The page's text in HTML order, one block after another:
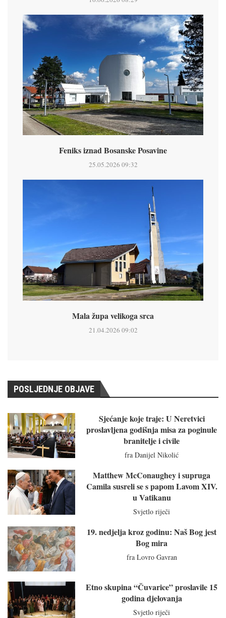
Feniks iznad Bosanske Posavine
25.05.2026 09:32
Mala župa velikoga srca
21.04.2026 09:02
POSLJEDNJE OBJAVE
Sjećanje koje traje: U Neretvici
proslavljena godišnja misa za poginule
branitelje i civile
fra Danijel Nikolić
Matthew McConaughey i supruga
Camila susreli se s papom Lavom XIV.
u Vatikanu
Svjetlo riječi
19. nedjelja kroz godinu: Naš Bog jest
Bog mira
fra Lovro Gavran
Etno skupina “Čuvarice” proslavile 15
godina djelovanja
Svjetlo riječi